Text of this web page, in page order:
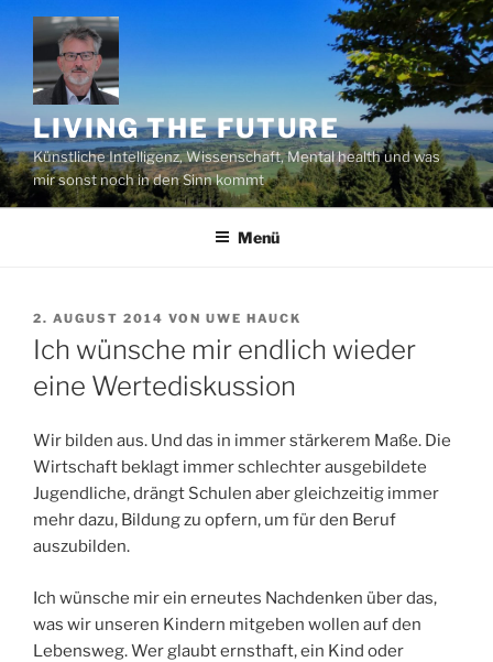
Zum
Inhalt
springen
LIVING THE FUTURE
Künstliche Intelligenz, Wissenschaft, Mental health und was
mir sonst noch in den Sinn kommt
Menü
VERÖFFENTLICHT
AM
2. AUGUST 2014 VON UWE HAUCK
Ich wünsche mir endlich wieder
eine Wertediskussion
Wir bilden aus. Und das in immer stärkerem Maße. Die
Wirtschaft beklagt immer schlechter ausgebildete
Jugendliche, drängt Schulen aber gleichzeitig immer
mehr dazu, Bildung zu opfern, um für den Beruf
auszubilden.
Ich wünsche mir ein erneutes Nachdenken über das,
was wir unseren Kindern mitgeben wollen auf den
Lebensweg. Wer glaubt ernsthaft, ein Kind oder